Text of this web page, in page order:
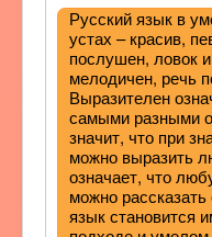
Русский язык в
устах – красив,
послушен, ловок
мелодичен, речь
Выразителен
самыми разными
значит, что при
можно выразить
означает, что
можно
язык становится